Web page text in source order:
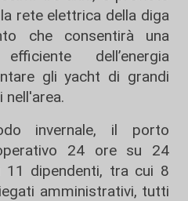
rete elettrica della diga
che consentirà una
dell’energia
gli yacht di grandi
invernale, il porto
24 ore su 24
11 dipendenti, tra cui 8
amministrativi, tutti